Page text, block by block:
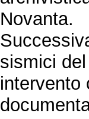
Novanta.
sismici
intervento